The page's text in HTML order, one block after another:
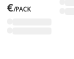
€/PACK